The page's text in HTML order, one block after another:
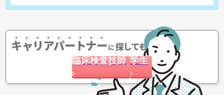
キャリアパートナーに探してもらう
臨床検査技師 学生